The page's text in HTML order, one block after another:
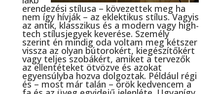
erendezési stílusa – kövezettek meg ha
nem így hívják – az eklektikus stílus. Vagyis
az antik, klasszikus és a modern vagy high-
tech stílusjegyek keverése. Személy
szerint én mindig oda voltam meg kétszer
vissza az olyan bútorokért, kiegészítőkért
vagy teljes szobákért, amiket a tervezők
az ellentéteket ötvözve és azokat
egyensúlyba hozva dolgoztak. Például régi
és – most már talán – örök kedvencem a